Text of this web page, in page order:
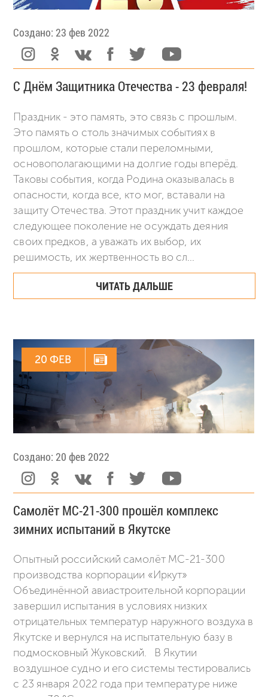
Создано: 23 фев 2022
С Днём Защитника Отечества - 23 февраля!
Праздник - это память, это связь с прошлым.
Это память о столь значимых событиях в
прошлом, которые стали переломными,
основополагающими на долгие годы вперёд.
Таковы события, когда Родина оказывалась в
опасности, когда все, кто мог, вставали на
защиту Отечества. Этот праздник учит каждое
следующее поколение не осуждать деяния
своих предков, а уважать их выбор, их
решимость, их жертвенность во сл...
ЧИТАТЬ ДАЛЬШЕ
20 ФЕВ
Создано: 20 фев 2022
Самолёт МС-21-300 прошёл комплекс
зимних испытаний в Якутске
Опытный российский самолёт МС-21-300
производства корпорации «Иркут»
Объединённой авиастроительной корпорации
завершил испытания в условиях низких
отрицательных температур наружного воздуха в
Якутске и вернулся на испытательную базу в
подмосковный Жуковский. В Якутии
воздушное судно и его системы тестировались
с 23 января 2022 года при температуре ниже